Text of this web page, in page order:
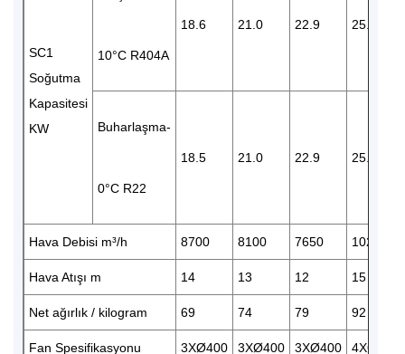
SC1
Soğutma
Kapasitesi
KW
10°C R404A
18.6 21.0 22.9 25.6
Buharlaşma-
0°C R22
18.5 21.0 22.9 25.8
Hava Debisi m³/h 8700 8100 7650 10200
Hava Atışı m 14 13 12 15
Net ağırlık / kilogram 69 74 79 92
Fan Spesifikasyonu 3XØ400 3XØ400 3XØ400 4XØ400